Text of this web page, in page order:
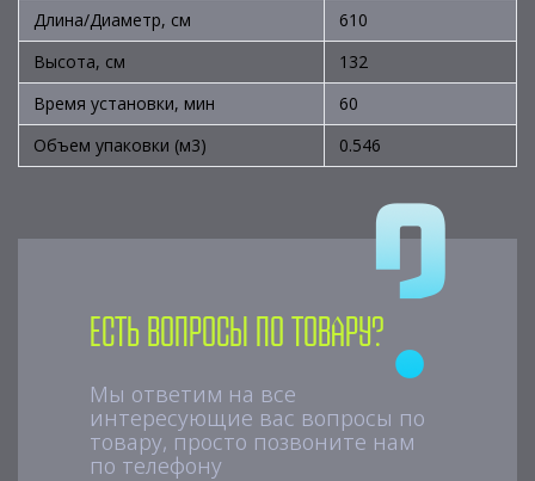
Длина/Диаметр, см
610
Высота, см
132
Время установки, мин
60
Объем упаковки (м3)
0.546
Есть вопросы по товару?
Мы ответим на все
интересующие вас вопросы по
товару, просто позвоните нам
по телефону